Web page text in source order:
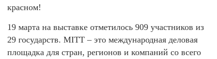
красном!
19 марта на выставке отметилось 909 участников из
29 государств. MITT – это международная деловая
площадка для стран, регионов и компаний со всего